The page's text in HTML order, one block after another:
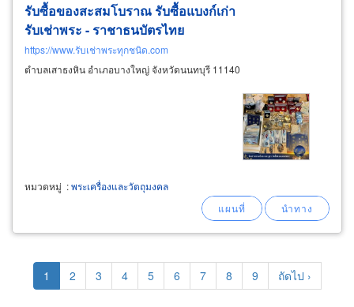
รับซื้อของสะสมโบราณ รับซื้อแบงก์เก่า
รับเช่าพระ - ราชาธนบัตรไทย
https://www.รับเช่าพระทุกชนิด.com
ตำบลเสาธงหิน อำเภอบางใหญ่ จังหวัดนนทบุรี 11140
หมวดหมู่ :พระเครื่องและวัตถุมงคล
Pagination
Current
page
1 Page
2 Page
3 Page
4 Page
5 Page
6 Page
7 Page
8 Page
9
Next
page
ถัดไป ›